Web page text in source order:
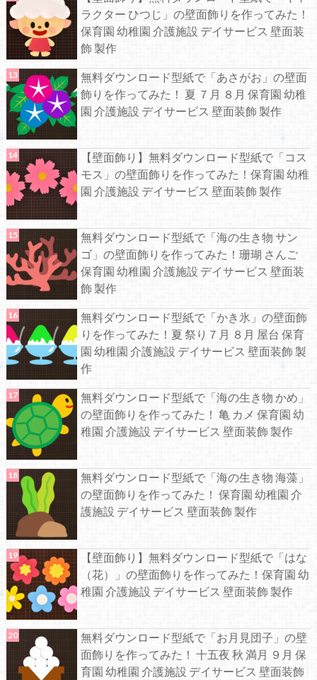
ラクター ひつじ」の壁面飾りを作ってみた！
保育園 幼稚園 介護施設 デイサービス 壁面装
飾 製作
無料ダウンロード型紙で「あさがお」の壁面
飾りを作ってみた！ 夏 ７月 ８月 保育園 幼稚
園 介護施設 デイサービス 壁面装飾 製作
【壁面飾り】無料ダウンロード型紙で「コス
モス」の壁面飾りを作ってみた！保育園 幼稚
園 介護施設 デイサービス 壁面装飾 製作
無料ダウンロード型紙で「海の生き物 サン
ゴ」の壁面飾りを作ってみた！珊瑚 さんご
保育園 幼稚園 介護施設 デイサービス 壁面装
飾 製作
無料ダウンロード型紙で「かき氷」の壁面飾
りを作ってみた！夏 祭り７月 ８月 屋台 保育
園 幼稚園 介護施設 デイサービス 壁面装飾 製
作
無料ダウンロード型紙で「海の生き物 かめ」
の壁面飾りを作ってみた！ 亀 カメ 保育園 幼
稚園 介護施設 デイサービス 壁面装飾 製作
無料ダウンロード型紙で「海の生き物 海藻」
の壁面飾りを作ってみた！ 保育園 幼稚園 介
護施設 デイサービス 壁面装飾 製作
【壁面飾り】無料ダウンロード型紙で「はな
（花）」の壁面飾りを作ってみた！保育園 幼
稚園 介護施設 デイサービス 壁面装飾 製作
無料ダウンロード型紙で「お月見団子」の壁
面飾りを作ってみた！ 十五夜 秋 満月 ９月 保
育園 幼稚園 介護施設 デイサービス 壁面装飾